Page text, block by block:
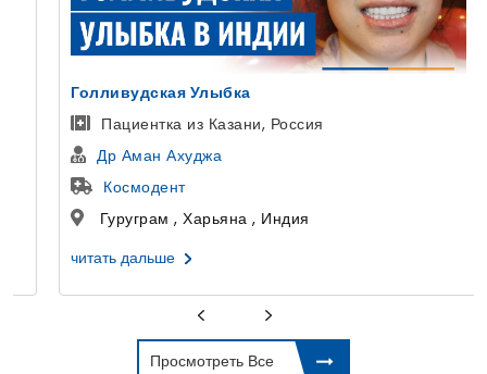
Голливудская Улыбка
Пациентка из Казани, Россия
Др Аман Ахуджа
Космодент
Гуруграм , Харьяна , Индия
читать дальше
Просмотреть Все